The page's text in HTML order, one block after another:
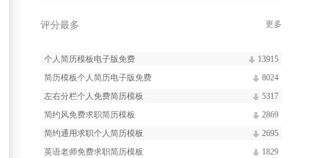
评分最多 更多
个人简历模板电子版免费
13915
简历模板个人简历电子版免费
8024
左右分栏个人免费简历模板
5317
简约风免费求职简历模板
2869
简约通用求职个人简历模板
2695
英语老师免费求职简历模板
1829